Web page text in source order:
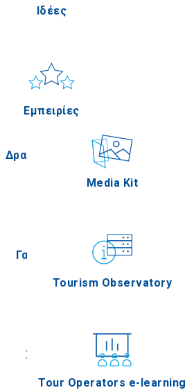
Δραστηριότητες
Γαστρονομία
Συνέδρια
Media Kit
Tourism Observatory
Tour Operators e-learning
Ιδέες
Εμπειρίες